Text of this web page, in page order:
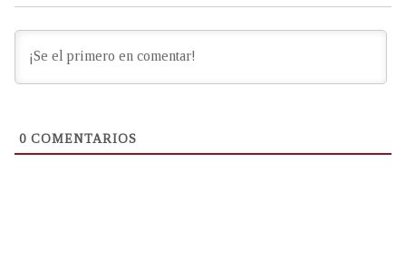
0 COMENTARIOS